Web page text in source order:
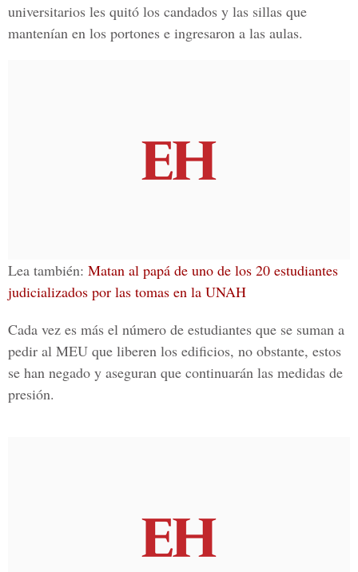
universitarios les quitó los candados y las sillas que
mantenían en los portones e ingresaron a las aulas.
Lea también: Matan al papá de uno de los 20 estudiantes
judicializados por las tomas en la UNAH
Cada vez es más el número de estudiantes que se suman a
pedir al MEU que liberen los edificios, no obstante, estos
se han negado y aseguran que continuarán las medidas de
presión.